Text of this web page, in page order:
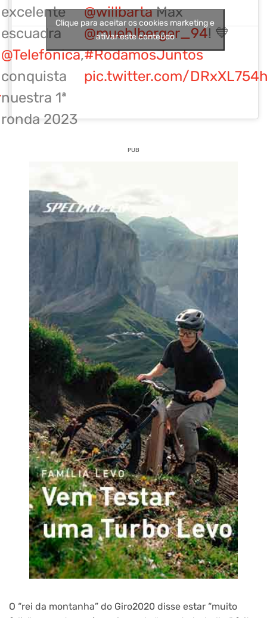
excelente
escuadra
@Telefonica,
conquista
nuestra 1ª
ronda 2023
@willbartaMax
@muehlberger_94! 💙
#RodamosJuntos
pic.twitter.com/
Clique para aceitar os cookies marketing e
ativar este conteúdo
PUB
O “rei da montanha” do Giro2020 disse estar “muito